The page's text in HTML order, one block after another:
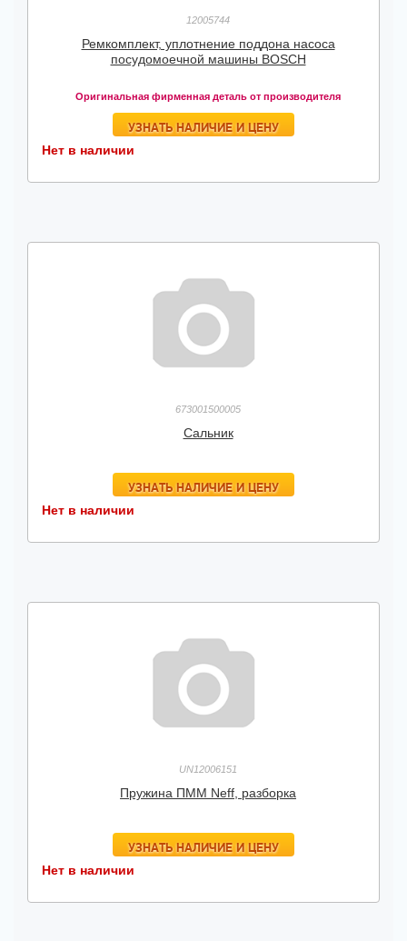
12005744
Ремкомплект, уплотнение поддона насоса
посудомоечной машины BOSCH
Оригинальная фирменная деталь от производителя
УЗНАТЬ НАЛИЧИЕ И ЦЕНУ
Нет в наличии
673001500005
Сальник
УЗНАТЬ НАЛИЧИЕ И ЦЕНУ
Нет в наличии
UN12006151
Пружина ПММ Neff, разборка
УЗНАТЬ НАЛИЧИЕ И ЦЕНУ
Нет в наличии